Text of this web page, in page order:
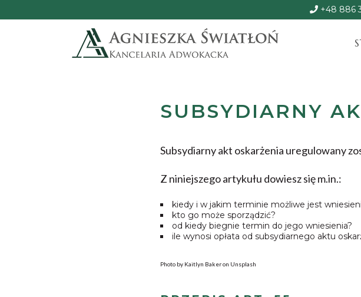
+48 886
SUBSYDIARNY
Subsydiarny akt oskarżenia uregulowany
Z niniejszego artykułu dowiesz się m.in.:
kiedy i w jakim terminie możliwe jest
kto go może sporządzić?
od kiedy biegnie termin do jego wniesienia?
ile wynosi opłata od subsydiarnego aktu
Photo by Kaitlyn Baker on Unsplash